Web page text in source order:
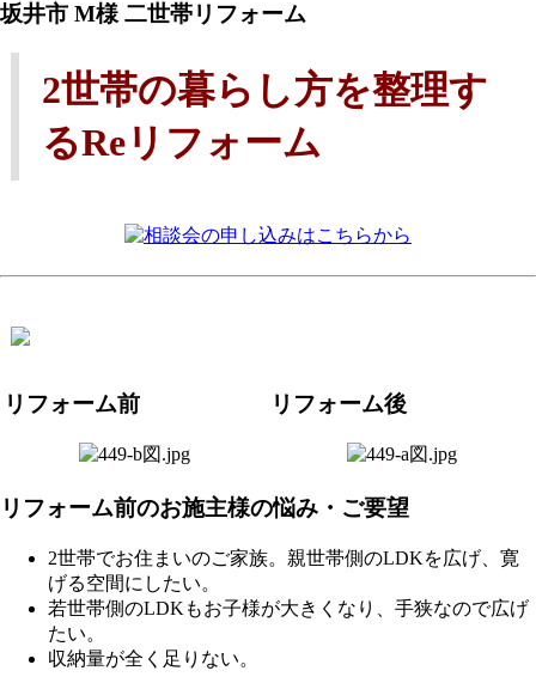
坂井市 M様 二世帯リフォーム
2世帯の暮らし方を整理す
るReリフォーム
リフォーム前 リフォーム後
リフォーム前のお施主様の悩み・ご要望
2世帯でお住まいのご家族。親世帯側のLDKを広げ、寛
げる空間にしたい。
若世帯側のLDKもお子様が大きくなり、手狭なので広げ
たい。
収納量が全く足りない。